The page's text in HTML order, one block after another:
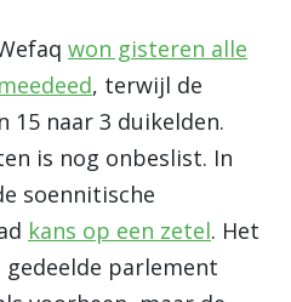
won gisteren alle
, terwijl de
15 naar 3 duikelden.
is nog onbeslist. In
soennitische
kans op een zetel. Het
parlement